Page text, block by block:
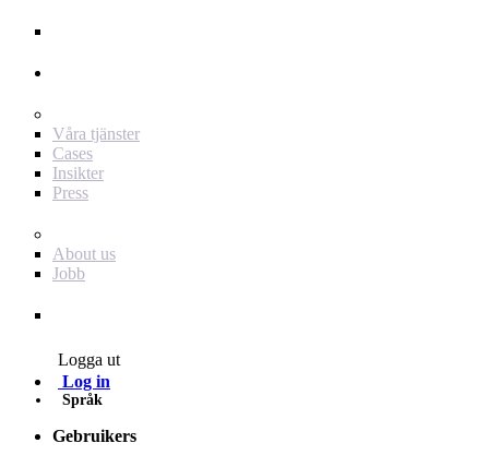
Våra tjänster
Cases
Insikter
Press
About us
Jobb
Logga ut
Log in
Språk
Gebruikers